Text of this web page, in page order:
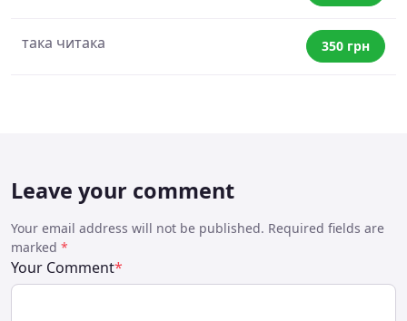
така читака 350 грн
Leave your comment
Your email address will not be published. Required fields are
marked *
Your Comment*